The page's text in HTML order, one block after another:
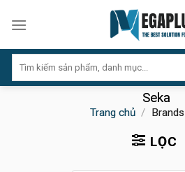
kiếm:
Seka
Trang chủ / Brands
LỌC